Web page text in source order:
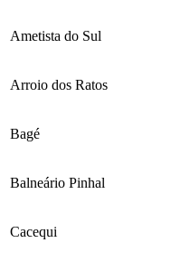
Ametista do Sul
Arroio dos Ratos
Bagé
Balneário Pinhal
Cacequi